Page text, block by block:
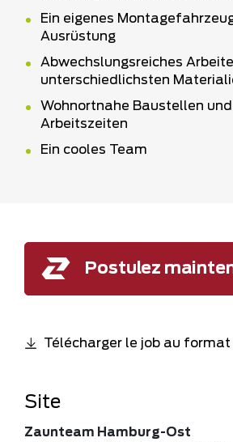
Ein eigenes
Ausrüstung
Abwechslungsreiches
unterschiedlichsten
Wohnortnahe Baustellen
Arbeitszeiten
Ein cooles Team
Postulez
Télécharger le job au format
Site
Zaunteam Hamburg-Ost